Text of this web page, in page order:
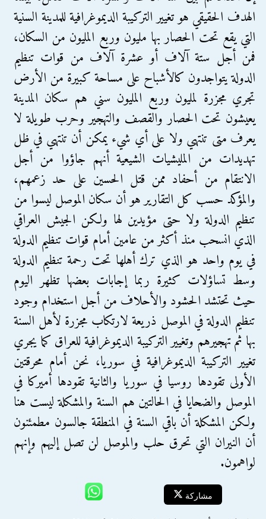
الهدف الحقيقي هو تغيير التركيبة الديموغرافية للمدينة السنية
التي يقع تحت الحصار بها مليون وربع المليون من السكان،
فمن أجل ستة آلاف أو عشرة آلاف من قوات تنظيم
الدولة يتواجدون كالأشباح على مساحة كبيرة من الأرض
تجري مجزرة لمليون وربع المليون سني هم سكان المدينة
يعيشون تحت الحصار والقصف والتهجير وحرب طويلة لا
يعرف متى تنتهي ولا على أي شيء يمكن أن تنتهي في ظل
تهديدات من المليشيات الشيعية أنهم جاؤوا من أجل
الانتقام من أحفاد ممن قتل الحسين على حد زعمهم،
والمؤكد حسب كل التقارير هو أن سكان الموصل ليسوا من
تنظيم الدولة ولا حتى مؤيدين لها ولكن الجيش العراقي
الذي انسحب منذ أكثر من عامين أمام قوات تنظيم الدولة
في يوم واحد هو الذي ترك أهلها تحت رحمة تنظيم الدولة
وسط تساؤلات كثيرة ربما إجابات بعضها تظهر اليوم
حيث تحتشد الحشود والأحلاف من أجل استخدام وجود
تنظيم الدولة في الموصل ذريعة لارتكاب مجزرة لأهل السنة
بها ثم تهجيرهم وتغيير التركيبة الديموغرافية للعراق كما يجري
تغيير التركيبة الديموغرافية في سوريا، نحن أمام محرقتين
الأولى تقودها روسيا في سوريا والثانية تقودها أميركا في
الموصل والضحايا في الحالتين هم السنة والمشكلة ليست هنا
ولكن المشكلة أن باقي السنة في المنطقة جالسون مطمئنون
أن النيران التي تحرق حلب والموصل لن تصل إليهم وإنهم
لواهمون.
مشاركة